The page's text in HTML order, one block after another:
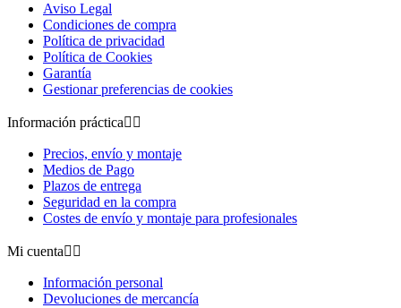
Aviso Legal
Condiciones de compra
Política de privacidad
Política de Cookies
Garantía
Gestionar preferencias de cookies
Información práctica 
Precios, envío y montaje
Medios de Pago
Plazos de entrega
Seguridad en la compra
Costes de envío y montaje para profesionales
Mi cuenta 
Información personal
Devoluciones de mercancía